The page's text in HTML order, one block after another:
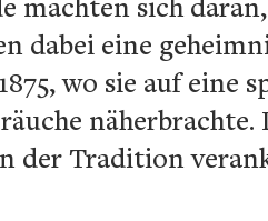
dabei eine
wo sie auf eine
näherbrachte.
der Tradition